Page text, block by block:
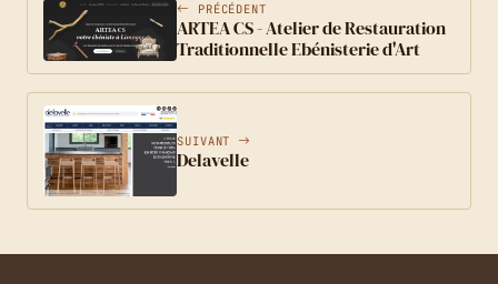
PRÉCÉDENT
ARTEA CS - Atelier de Restauration
Traditionnelle Ebénisterie d'Art
SUIVANT
Delavelle